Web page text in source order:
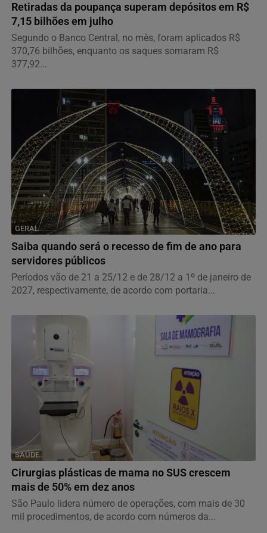
Retiradas da poupança superam depósitos em R$
7,15 bilhões em julho
Segundo o Banco Central, no mês, foram aplicados R$
370,76 bilhões, enquanto os saques somaram R$
377,92...
GERAL
Saiba quando será o recesso de fim de ano para
servidores públicos
Períodos vão de 21 a 25/12 e de 28/12 a 1º de janeiro de
2027, respectivamente, de acordo com portaria...
SAÚDE
Cirurgias plásticas de mama no SUS crescem
mais de 50% em dez anos
São Paulo lidera número de operações, com mais de 30
mil procedimentos, de acordo com números da...